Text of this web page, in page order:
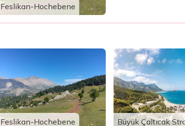
Feslikan-Hochebene
Feslikan-Hochebene Büyük Çaltıcak